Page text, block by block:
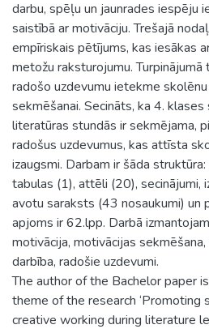
darbu, spēļu un jaunrades iespēju
saistībā ar motivāciju. Trešajā
empīriskais pētījums, kas iesākas
metožu raksturojumu.
radošo uzdevumu ietekme
sekmēšanai. Secināts, ka 4.
literatūras stundās ir sekmējama,
radošus uzdevumus, kas attīsta
izaugsmi. Darbam ir šāda
tabulas (1), attēli (20), secinājumi,
avotu saraksts (43 nosaukumi) un
apjoms ir 62.lpp. Darbā
motivācija, motivācijas
darbība, radošie uzdevumi.
The author of the Bachelor paper
theme of the research
creative working during literature